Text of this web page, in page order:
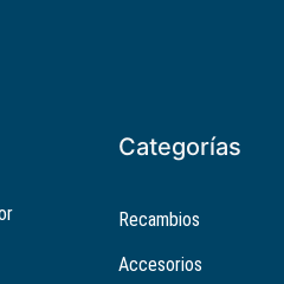
Categorías
Recambios
Accesorios